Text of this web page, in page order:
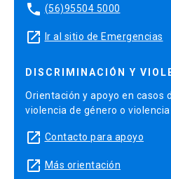
phone (56)95504 5000
launch Ir al sitio de Emergencias
DISCRIMINACIÓN Y
Orientación y apoyo en casos
violencia de género o violencia
launch Contacto para apoyo
launch Más orientación